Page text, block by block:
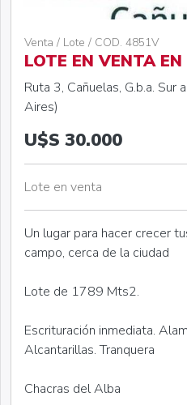
Venta / Lote / COD. 4851V
LOTE EN VENTA
Ruta 3, Cañuelas, G.b.a. Sur
Aires)
U$S 30.000
Lote en venta
Un lugar para hacer crecer
campo, cerca de la ciudad
Lote de 1789 Mts2.
Escrituración inmediata.
Alcantarillas. Tranquera
Chacras del Alba